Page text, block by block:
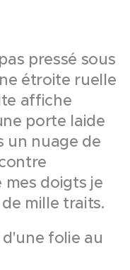
pressé sous
étroite ruelle
affiche
porte laide
un nuage de
mes doigts je
mille traits.
folie au